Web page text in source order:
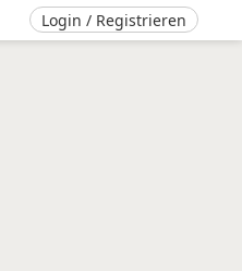
Login / Registrieren